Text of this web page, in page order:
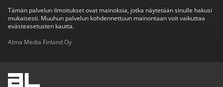
Tämän palvelun ilmoitukset ovat mainoksia, jotka näytetään sinulle hakusi
mukaisesti. Muuhun palvelun kohdennettuun mainontaan voit vaikuttaa
evästeasetusten kautta.
Alma Media Finland Oy